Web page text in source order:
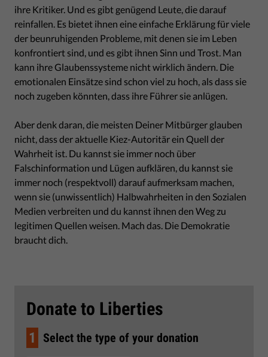
ihre Kritiker. Und es gibt genügend Leute, die darauf
reinfallen. Es bietet ihnen eine einfache Erklärung für viele
der beunruhigenden Probleme, mit denen sie im Leben
konfrontiert sind, und es gibt ihnen Sinn und Trost. Man
kann ihre Glaubenssysteme nicht wirklich ändern. Die
emotionalen Einsätze sind schon viel zu hoch, als dass sie
noch zugeben könnten, dass ihre Führer sie anlügen.
Aber denk daran, die meisten Deiner Mitbürger glauben
nicht, dass der aktuelle Kiez-Autoritär ein Quell der
Wahrheit ist. Du kannst sie immer noch über
Falschinformation und Lügen aufklären, du kannst sie
immer noch (respektvoll) darauf aufmerksam machen,
wenn sie (unwissentlich) Halbwahrheiten in den Sozialen
Medien verbreiten und du kannst ihnen den Weg zu
legitimen Quellen weisen. Mach das. Die Demokratie
braucht dich.
Donate to Liberties
1 Select the type of your donation